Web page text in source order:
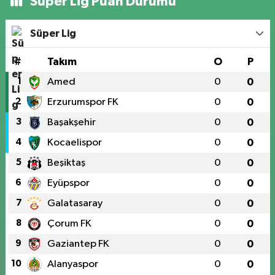
Süper Lig
# Takım O P
1 Amed 0 0
2 Erzurumspor FK 0 0
3 Başakşehir 0 0
4 Kocaelispor 0 0
5 Beşiktaş 0 0
6 Eyüpspor 0 0
7 Galatasaray 0 0
8 Çorum FK 0 0
9 Gaziantep FK 0 0
10 Alanyaspor 0 0